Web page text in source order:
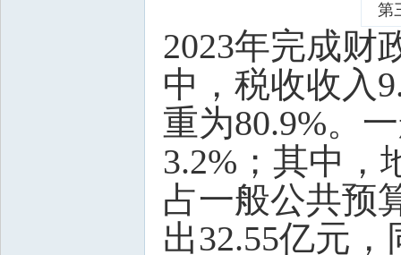
第
2023年完成财
中，税收收入
重为80.9%。
3.2%；其中，
占一般公共预
出32.55亿元